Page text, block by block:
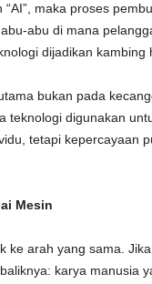
maka proses
abu di mana
dijadikan kambing
bukan pada
teknologi digunakan
tetapi kepercayaan
Mesin
ke arah yang sama.
karya manusia